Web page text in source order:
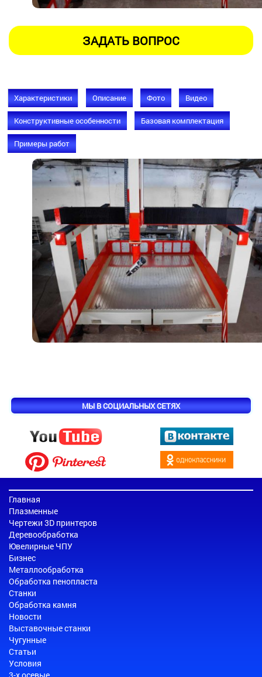
Характеристики Описание Фото Видео
Конструктивные особенности Базовая комплектация
Примеры работ
МЫ В СОЦИАЛЬНЫХ СЕТЯХ
Главная
Плазменные
Чертежи 3D принтеров
Деревообработка
Ювелирные ЧПУ
Бизнес
Металлообработка
Обработка пенопласта
Станки
Обработка камня
Новости
Выставочные станки
Чугунные
Статьи
Условия